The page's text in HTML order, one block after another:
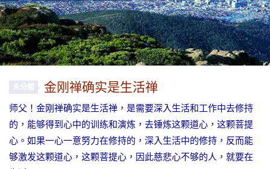
未分類 金刚禅确实是生活禅
师父！金刚禅确实是生活禅，是需要深入生活和工作中去修持
的，能够得到心中的训练和演炼，去锤炼这颗道心，这颗菩提
心。如果一心一意努力在修持的，深入生活中的修持，反而能
够激发这颗道心，这颗菩提心，因此慈悲心不够的人，就要在